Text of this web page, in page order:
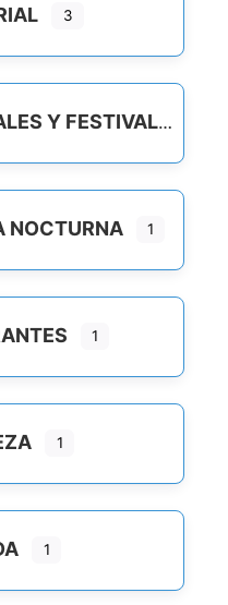
3
Y FESTIVALES
NOCTURNA 1
1
1
1